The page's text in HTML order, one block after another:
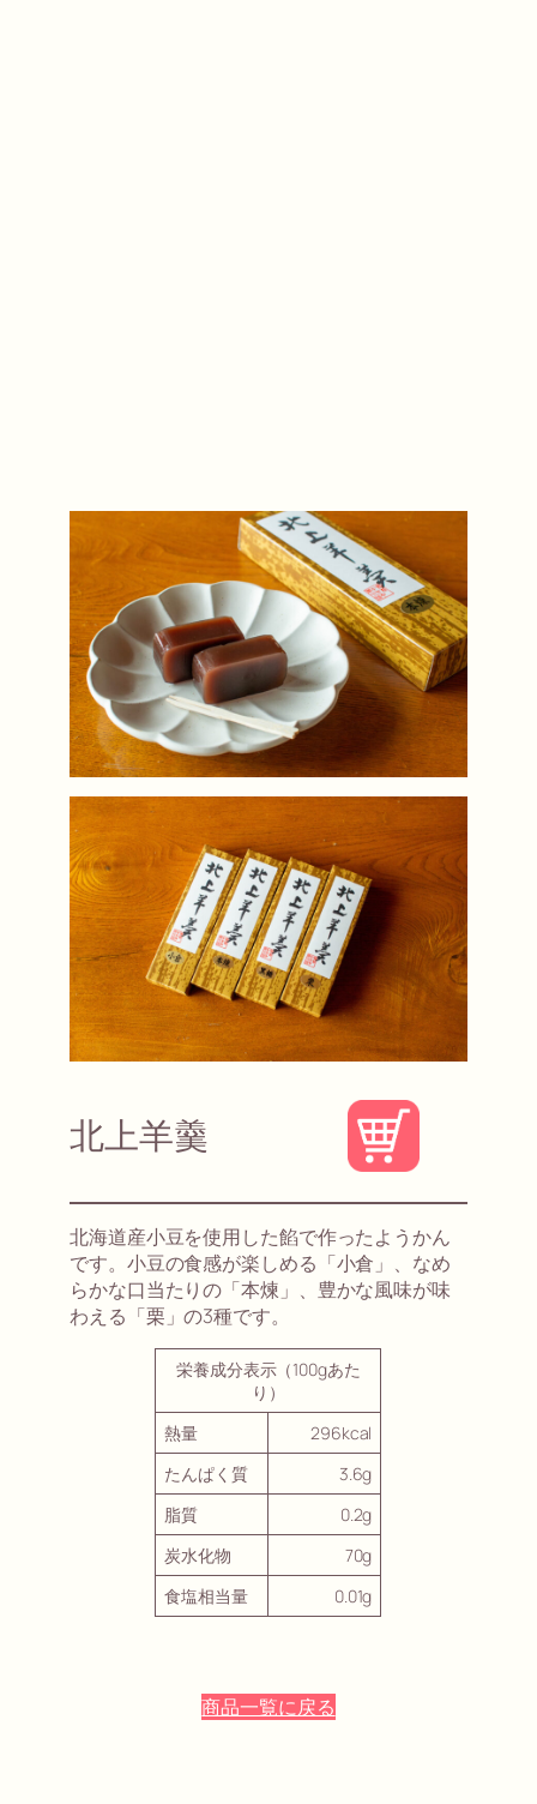
北上羊羹
北海道産小豆を使用した餡で作ったようかん
です。小豆の食感が楽しめる「小倉」、なめ
らかな口当たりの「本煉」、豊かな風味が味
わえる「栗」の3種です。
栄養成分表示（100gあた
り）
熱量
296kcal
たんぱく質
3.6g
脂質
0.2g
炭水化物
70g
食塩相当量
0.01g
商品一覧に戻る